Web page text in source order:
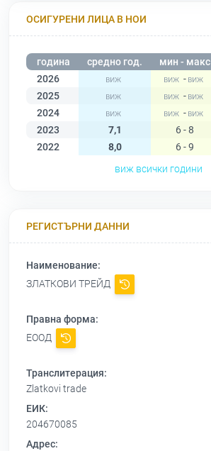
ОСИГУРЕНИ ЛИЦА В НОИ
година средно год. мин - макс
2026
-
2025
-
2024
-
2023
7,1 6 - 8
2022
8,0 6 - 9
виж всички години
РЕГИСТЪРНИ ДАННИ
Наименование:
ЗЛАТКОВИ ТРЕЙД
Правна форма:
ЕООД
Транслитерация:
Zlatkovi trade
ЕИК:
204670085
Адрес: